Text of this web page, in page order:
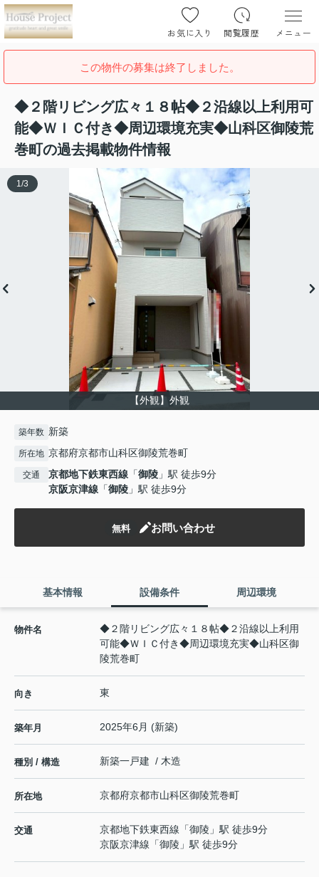
お気に入り 閲覧履歴 メニュー
この物件の募集は終了しました。
◆２階リビング広々１８帖◆２沿線以上利用可
能◆ＷＩＣ付き◆周辺環境充実◆山科区御陵荒
巻町の過去掲載物件情報
【外観】外観
1 /3
築年数 新築
所在地 京都府京都市山科区御陵荒巻町
交通 京都地下鉄東西線 「御陵 」駅 徒歩9分
京阪京津線 「御陵 」駅 徒歩9分
無料 お問い合わせ
基本情報 設備条件 周辺環境
物件名
◆２階リビング広々１８帖◆２沿線以上利用
可能◆ＷＩＣ付き◆周辺環境充実◆山科区御
陵荒巻町
向き 東
築年月 2025年6月 (新築)
種別 / 構造 新築一戸建 / 木造
所在地 京都府京都市山科区御陵荒巻町
交通 京都地下鉄東西線 「御陵 」駅 徒歩9分
京阪京津線 「御陵 」駅 徒歩9分